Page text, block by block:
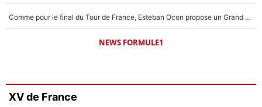
Comme pour le final du Tour de France, Esteban Ocon propose un Grand Prix de Formule 1 à Paris : «Autour de l’Arc de Triomphe, ce serait génial» !
NEWS FORMULE1
XV de France